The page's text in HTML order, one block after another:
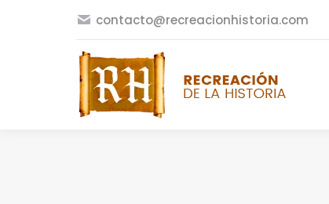
contacto@recreacionhistoria.com